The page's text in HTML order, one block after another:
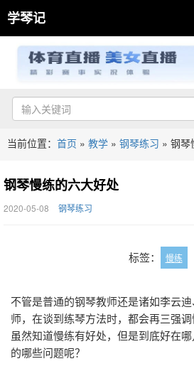
学琴记
当前位置： 首页 » 教学 » 钢琴练习 » 钢琴
钢琴慢练的六大好处
2020-05-08 钢琴练习
标签： 慢练
不管是普通的钢琴教师还是诸如李云
师，在谈到练琴方法时，都会再三强调
虽然知道慢练有好处，但是到底好在
的哪些问题呢？